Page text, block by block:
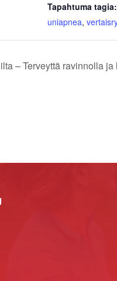
Tapahtuma tagia:
uniapnea,
– Terveyttä ravinnolla